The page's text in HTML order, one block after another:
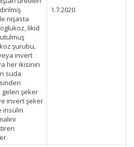
nişasta
likid
şurubu,
invert
her ikisinin
suda
şeker
invert şeker
insülin
1.7.2020